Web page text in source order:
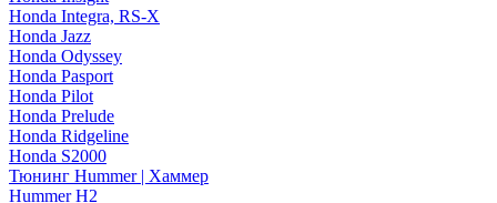
Honda Integra, RS-X
Honda Jazz
Honda Odyssey
Honda Pasport
Honda Pilot
Honda Prelude
Honda Ridgeline
Honda S2000
Тюнинг Hummer | Хаммер
Hummer H2